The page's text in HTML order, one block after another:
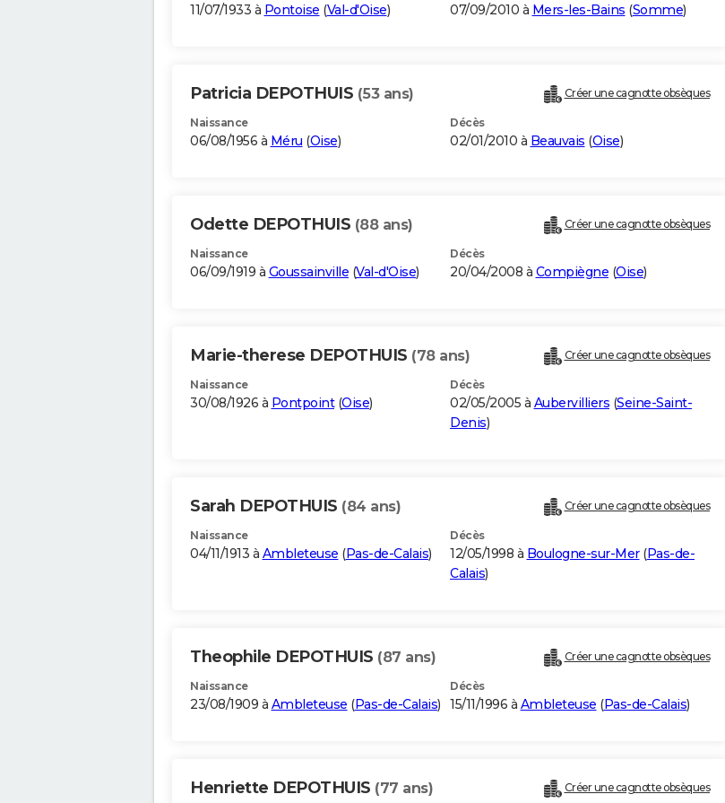
11/07/1933 à Pontoise (Val-d'Oise) 07/09/2010 à Mers-les-Bains (Somme)
Patricia DEPOTHUIS (53 ans) Créer une cagnotte obsèques
Naissance
06/08/1956 à Méru (Oise)
Décès
02/01/2010 à Beauvais (Oise)
Odette DEPOTHUIS (88 ans) Créer une cagnotte obsèques
Naissance
06/09/1919 à Goussainville (Val-d'Oise)
Décès
20/04/2008 à Compiègne (Oise)
Marie-therese DEPOTHUIS (78 ans) Créer une cagnotte obsèques
Naissance
30/08/1926 à Pontpoint(Oise)
Décès
02/05/2005 à Aubervilliers (Seine-Saint-
Denis)
Sarah DEPOTHUIS (84 ans) Créer une cagnotte obsèques
Naissance
04/11/1913 à Ambleteuse (Pas-de-Calais)
Décès
12/05/1998 à Boulogne-sur-Mer(Pas-de-
Calais)
Theophile DEPOTHUIS (87 ans) Créer une cagnotte obsèques
Naissance
23/08/1909 à Ambleteuse (Pas-de-Calais)
Décès
15/11/1996 à Ambleteuse (Pas-de-Calais)
Henriette DEPOTHUIS (77 ans) Créer une cagnotte obsèques